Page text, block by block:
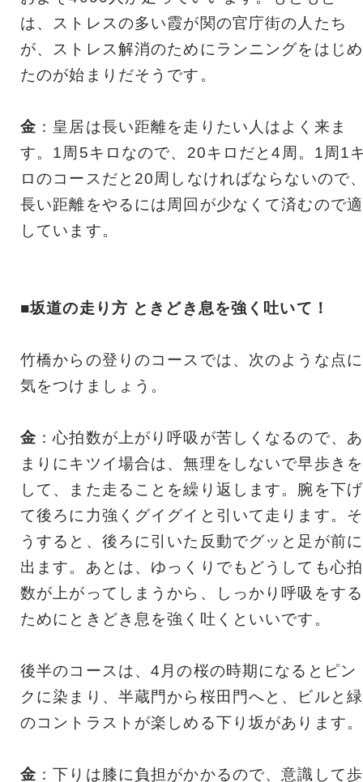
は、ストレスの多い霞が関の官庁街の人たち
が、ストレス解消のためにランニングをはじめ
たのが始まりだそうです。
金 ：皇居は長い距離を走りたい人はよく来ま
す。1周5キロなので、20キロだと4周。1周1
ロのコースだと20周しなければならないので
長い距離をやるには周回が少なくて済むので適
しています。
■坂道の走り方 ときどき息を強く吐いて！
竹橋からの登りのコースでは、次のような点に
気をつけましょう。
金 ：心拍数が上がり呼吸が苦しくなるので、あ
まりにキツイ場合は、無理をしないで早歩きを
して、また走ることを繰り返します。腕を下げ
て後ろに力強くグイグイと引いて走ります。そ
うすると、後ろに引いた反動でグッと足が前に
出ます。あとは、ゆっくりでもどうしても心拍
数が上がってしまうから、しっかり呼吸をする
ためにときどき息を強く吐くといいです。
後半のコースは、4月の桜の時期になるとピン
クに染まり、半蔵門から桜田門へと、ビルと緑
のコントラストが楽しめる下り坂があります。
金 ：下りは膝に負担がかかるので、意識して歩